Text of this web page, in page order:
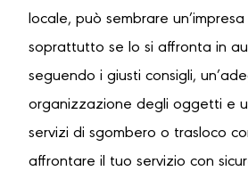
locale, può sembrare
soprattutto se lo si affronta in
seguendo i giusti consigli,
organizzazione degli oggetti e
servizi di sgombero o trasloco
affrontare il tuo servizio con